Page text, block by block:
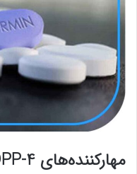
مهارکننده‌های DPP-4